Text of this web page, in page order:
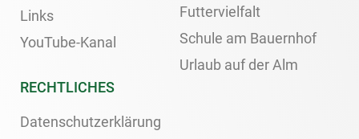
Links
YouTube-Kanal
Futtervielfalt
Schule am Bauernhof
Urlaub auf der Alm
RECHTLICHES
Datenschutzerklärung